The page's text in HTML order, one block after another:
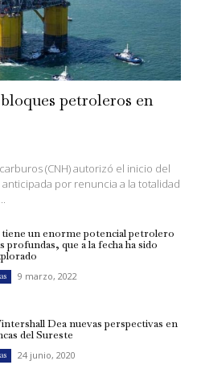
petroleros en
(CNH) autorizó el inicio del
por renuncia a la totalidad
un enorme potencial petrolero
profundas, que a la fecha ha sido
9 marzo, 2022
Dea nuevas perspectivas en
del Sureste
24 junio, 2020